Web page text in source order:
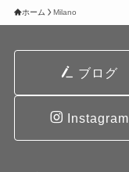
ホーム Milano
ブログ
Instagram